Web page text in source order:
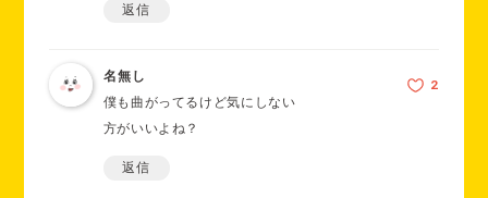
返信
名無し
僕も曲がってるけど気にしない
方がいいよね？
返信